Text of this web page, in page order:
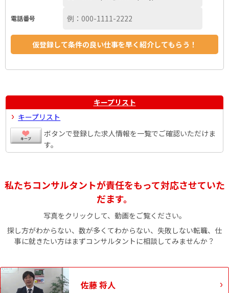
電話番号
キープリスト
キープリスト
ボタンで登録した求人情報を一覧でご確認いただけま
す。
私たちコンサルタントが責任をもって対応させていた
だます。
写真をクリックして、動画をご覧ください。
探し方がわからない、数が多くてわからない、失敗しない転職、仕
事に就きたい方はまずコンサルタントに相談してみませんか？
佐藤 将人